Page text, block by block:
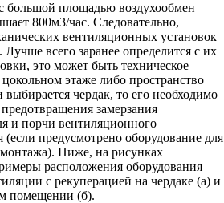
большой площадью воздухообмен
800м3/час. Следовательно,
вентиляционных установок
Лучше всего заранее определится с их
это может быть техническое
этаже либо пространство
выбирается чердак, то его необходимо
замерзания
и порчи вентиляционного
(если предусмотрено оборудование для
Ниже, на рисунках
расположения оборудования
с рекуперацией на чердаке (а) и
помещении (б).